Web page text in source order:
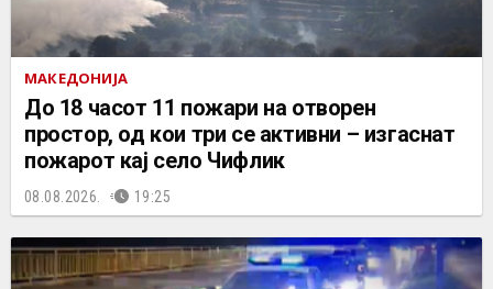
МАКЕДОНИЈА
До 18 часот 11 пожари на отворен
простор, од кои три се активни – изгаснат
пожарот кај село Чифлик
08.08.2026. 19:25